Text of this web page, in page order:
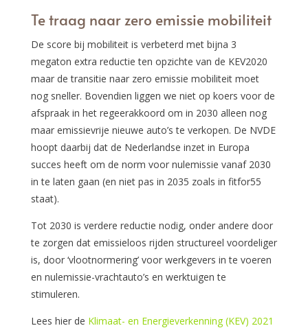
Te traag naar zero emissie mobiliteit
De score bij mobiliteit is verbeterd met bijna 3
megaton extra reductie ten opzichte van de KEV2020
maar de transitie naar zero emissie mobiliteit moet
nog sneller. Bovendien liggen we niet op koers voor de
afspraak in het regeerakkoord om in 2030 alleen nog
maar emissievrije nieuwe auto’s te verkopen. De NVDE
hoopt daarbij dat de Nederlandse inzet in Europa
succes heeft om de norm voor nulemissie vanaf 2030
in te laten gaan (en niet pas in 2035 zoals in fitfor55
staat).
Tot 2030 is verdere reductie nodig, onder andere door
te zorgen dat emissieloos rijden structureel voordeliger
is, door ‘vlootnormering’ voor werkgevers in te voeren
en nulemissie-vrachtauto’s en werktuigen te
stimuleren.
Lees hier de Klimaat- en Energieverkenning (KEV) 2021